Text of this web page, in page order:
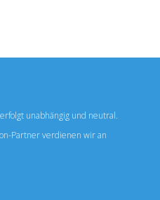
unabhängig und neutral.
Partner verdienen wir an